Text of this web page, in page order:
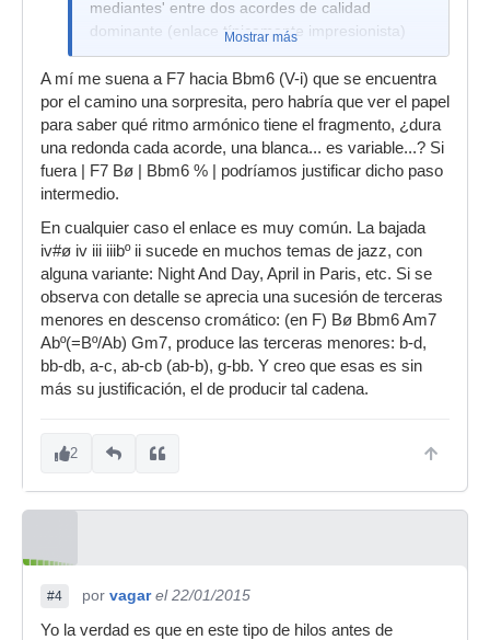
mediantes' entre dos acordes de calidad
dominante (enlace típicamente impresionista)
Mostrar más
A mí me suena a F7 hacia Bbm6 (V-i) que se encuentra
por el camino una sorpresita, pero habría que ver el papel
para saber qué ritmo armónico tiene el fragmento, ¿dura
una redonda cada acorde, una blanca... es variable...? Si
fuera | F7 Bø | Bbm6 % | podríamos justificar dicho paso
intermedio.
En cualquier caso el enlace es muy común. La bajada
iv#ø iv iii iiibº ii sucede en muchos temas de jazz, con
alguna variante: Night And Day, April in Paris, etc. Si se
observa con detalle se aprecia una sucesión de terceras
menores en descenso cromático: (en F) Bø Bbm6 Am7
Abº(=Bº/Ab) Gm7, produce las terceras menores: b-d,
bb-db, a-c, ab-cb (ab-b), g-bb. Y creo que esas es sin
más su justificación, el de producir tal cadena.
2
#4 por vagar el 22/01/2015
Yo la verdad es que en este tipo de hilos antes de